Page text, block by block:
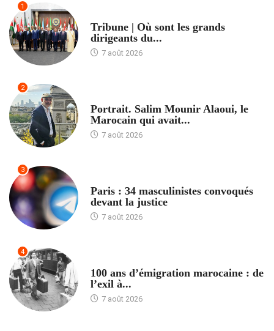
1
Tribune | Où sont les grands
dirigeants du...
7 août 2026
2
Portrait. Salim Mounir Alaoui, le
Marocain qui avait...
7 août 2026
3
Paris : 34 masculinistes convoqués
devant la justice
7 août 2026
4
100 ans d’émigration marocaine : de
l’exil à...
7 août 2026